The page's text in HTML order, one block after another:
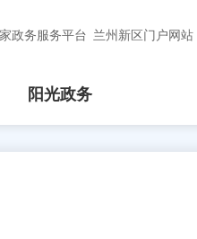
政务服务平台 兰州新区门户网站
阳光政务